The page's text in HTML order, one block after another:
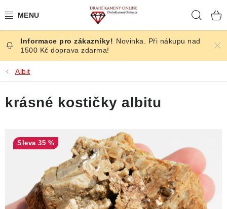
na
ČESKÉ KAMENY
ŠPERKY
KAMENY ZE SVĚTA
SLEVY
KRYSTALY
Novinka. Při nákupu nad
1500 Kč doprava zdarma!
Albit
krásné kostičky albitu
35 %